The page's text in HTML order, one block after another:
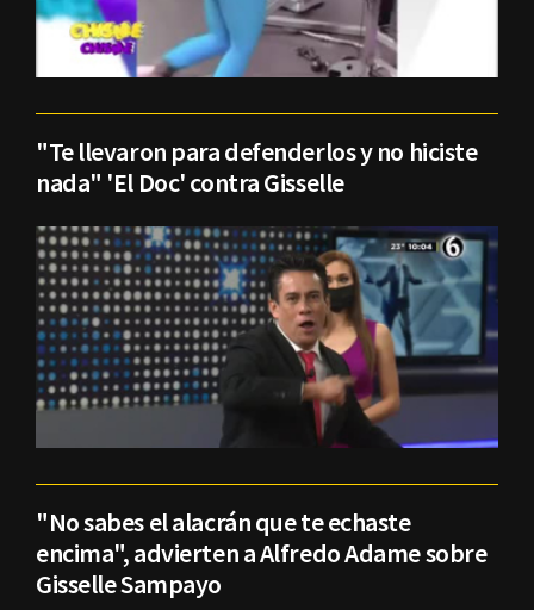
"Te llevaron para defenderlos y no hiciste
nada" 'El Doc' contra Gisselle
"No sabes el alacrán que te echaste
encima", advierten a Alfredo Adame sobre
Gisselle Sampayo